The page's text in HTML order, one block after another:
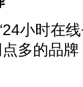
小时在
多的品